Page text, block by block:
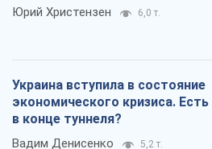
Юрий Христензен 6,0 т.
Украина вступила в состояние
экономического кризиса. Есть
в конце туннеля?
Вадим Денисенко 5,2 т.